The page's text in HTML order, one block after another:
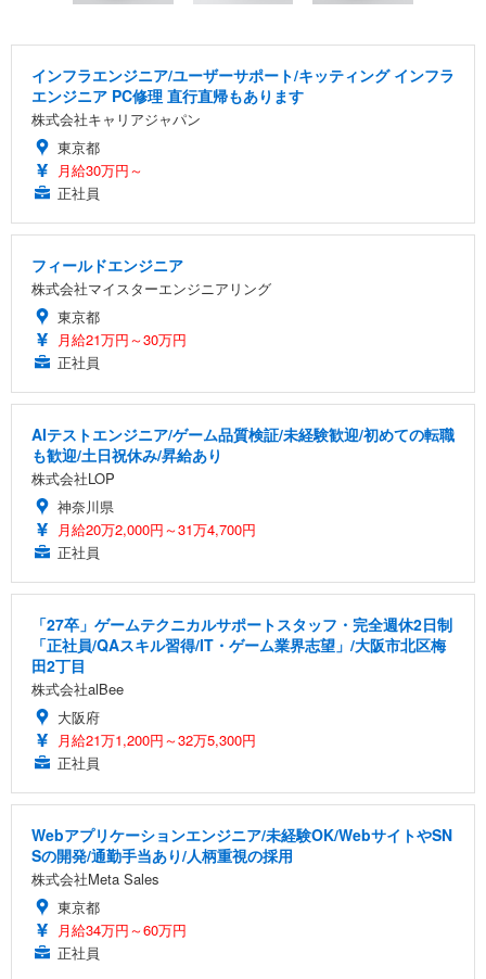
インフラエンジニア/ユーザーサポート/キッティング インフラ
エンジニア PC修理 直行直帰もあります
株式会社キャリアジャパン
東京都
月給30万円～
正社員
フィールドエンジニア
株式会社マイスターエンジニアリング
東京都
月給21万円～30万円
正社員
AIテストエンジニア/ゲーム品質検証/未経験歓迎/初めての転職
も歓迎/土日祝休み/昇給あり
株式会社LOP
神奈川県
月給20万2,000円～31万4,700円
正社員
「27卒」ゲームテクニカルサポートスタッフ・完全週休2日制
「正社員/QAスキル習得/IT・ゲーム業界志望」/大阪市北区梅
田2丁目
株式会社alBee
大阪府
月給21万1,200円～32万5,300円
正社員
Webアプリケーションエンジニア/未経験OK/WebサイトやSN
Sの開発/通勤手当あり/人柄重視の採用
株式会社Meta Sales
東京都
月給34万円～60万円
正社員